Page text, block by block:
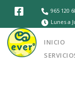
965 120
Lunes a
16:30 a 20:30,
INICIO